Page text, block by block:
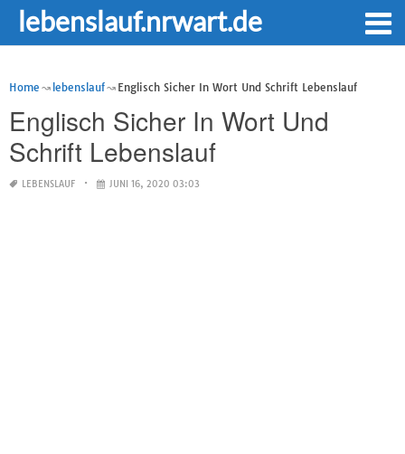
lebenslauf.nrwart.de
Home lebenslauf Englisch Sicher In Wort Und Schrift Lebenslauf
Englisch Sicher In Wort Und
Schrift Lebenslauf
LEBENSLAUF JUNI 16, 2020 03:03